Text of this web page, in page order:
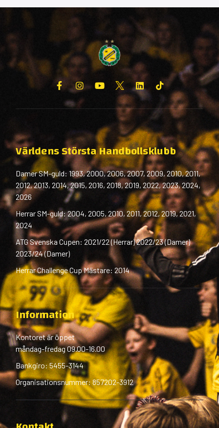
Världens Största Handbollsklubb
Damer SM-guld: 1993, 2000, 2006, 2007, 2009, 2010, 2011,
2012, 2013, 2014, 2015, 2016, 2018, 2019, 2022, 2023, 2024,
2026
Herrar SM-guld: 2004, 2005, 2010, 2011, 2012, 2019, 2021,
2024
ATG Svenska Cupen: 2021/22 (Herrar) 2022/23 (Damer)
2023/24 (Damer)
Herrar Challenge Cup Mästare: 2014
Information
Kontoret är öppet
måndag-fredag 09.00-16.00
Bankgiro: 5455-3144
Organisationsnummer: 857202-3912